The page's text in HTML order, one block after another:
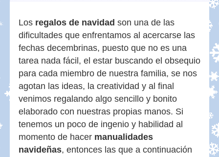
Los regalos de navidad son una de las
dificultades que enfrentamos al acercarse las
fechas decembrinas, puesto que no es una
tarea nada fácil, el estar buscando el obsequio
para cada miembro de nuestra familia, se nos
agotan las ideas, la creatividad y al final
venimos regalando algo sencillo y bonito
elaborado con nuestras propias manos. Si
tenemos un poco de ingenio y habilidad al
momento de hacer manualidades
navideñas, entonces las que a continuación